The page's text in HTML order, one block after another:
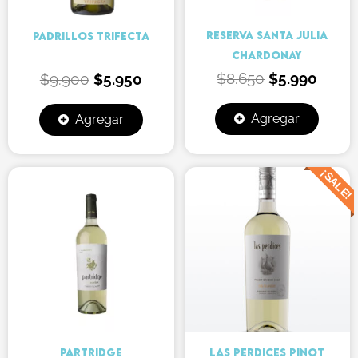
PADRILLOS TRIFECTA
$9.900 $5.950
Agregar
RESERVA SANTA JULIA
CHARDONAY
$8.650 $5.990
Agregar
PARTRIDGE
¡SALE!
LAS PERDICES PINOT
El
precio
original
era:
$9.590.
El